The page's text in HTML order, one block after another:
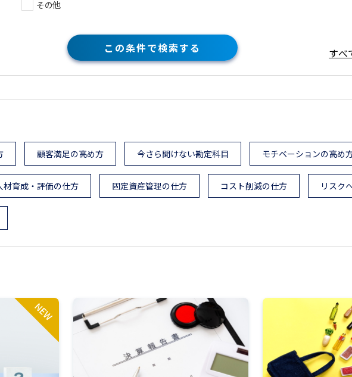
その他
この条件で検索する すべ
顧客満足の高め方 今さら聞けない勘定科目 モチベーションの高め
材育成・評価の仕方 固定資産管理の仕方 コスト削減の仕方 リスク